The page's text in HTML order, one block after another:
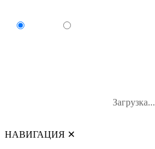
Загрузка...
НАВИГАЦИЯ ✕